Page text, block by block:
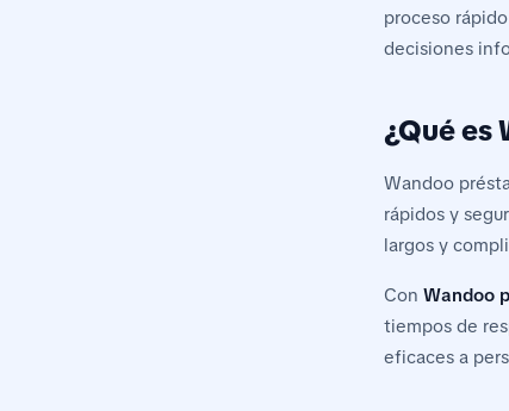
proceso
decisiones
¿Qué es
Wandoo
rápidos y
largos y
Con Wandoo
tiempos de
eficaces a